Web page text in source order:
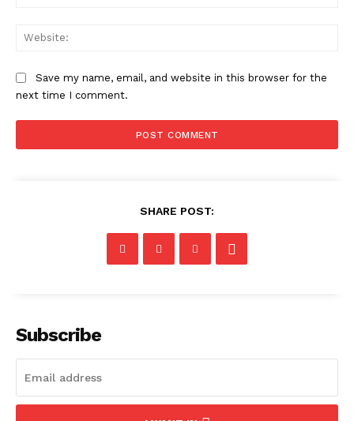
Save my name, email, and website in this browser for the
next time I comment.
SHARE POST:
Subscribe